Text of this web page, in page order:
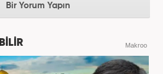
Bir Yorum Yapın
Makroo